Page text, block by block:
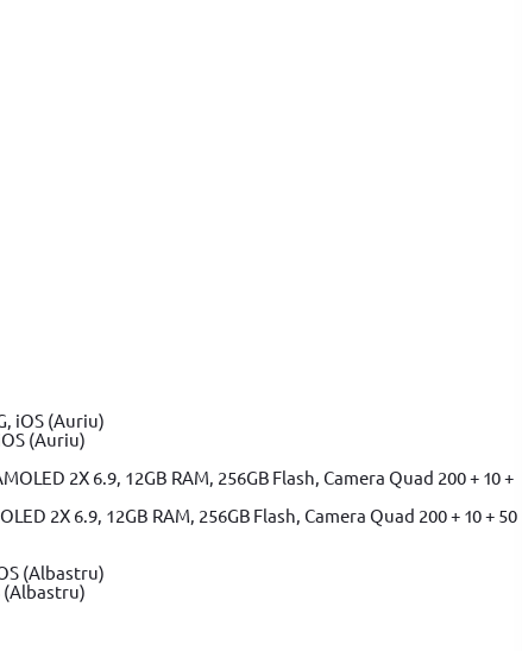
(Auriu)
2X 6.9, 12GB RAM, 256GB Flash, Camera Quad 200 + 10 + 50
(Albastru)